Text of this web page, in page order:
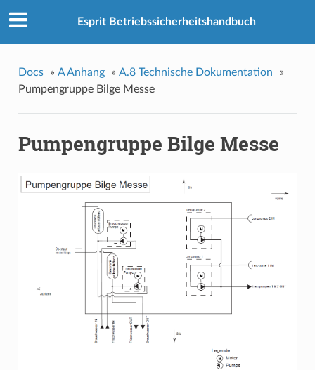
Esprit Betriebssicherheitshandbuch
Docs » A Anhang » A.8 Technische Dokumentation
»
Pumpengruppe Bilge Messe
Pumpengruppe Bilge Messe